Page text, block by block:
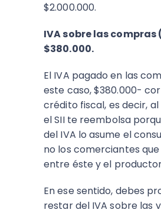
$2.000.000.
IVA sobre las compras
$380.000.
El IVA pagado en las
este caso, $380.000-
crédito fiscal, es decir,
el SII te reembolsa
del IVA lo asume el
no los comerciantes
entre éste y el
En ese sentido, debes
restar del IVA sobre las